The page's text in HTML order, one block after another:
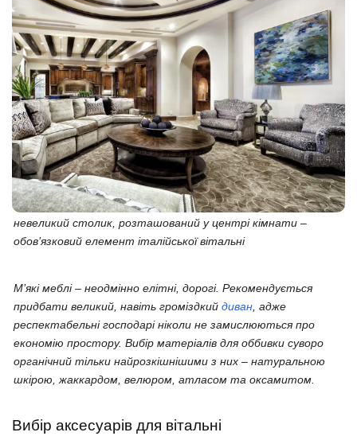
невеликий столик, розташований у центрі кімнати –
обов’язковий елемент італійської вітальні
М’які меблі – неодмінно елітні, дорогі. Рекомендується
придбати великий, навіть громіздкий диван , адже
респектабельні господарі ніколи не замислюються про
економію простору. Вибір матеріалів для оббивки суворо
органічний тільки найрозкішнішими з них – натуральною
шкірою, жаккардом, велюром, атласом та оксамитом.
Вибір аксесуарів для вітальні